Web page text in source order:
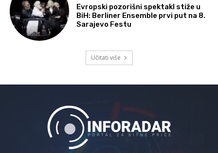
Evropski pozorišni spektakl stiže u
BiH: Berliner Ensemble prvi put na 8.
Sarajevo Festu
Učitati više